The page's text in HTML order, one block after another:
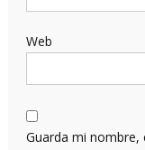
Web
Guarda mi